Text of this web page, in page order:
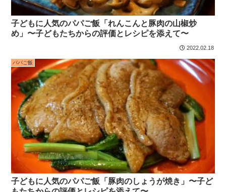
子どもに人気のパパご飯「れんこんと豚肉の山椒炒
め」〜子どもたちからの評価とレシピを添えて〜
2022.02.18
パパご飯
子どもに人気のパパご飯「豚肉のしょうが焼き」〜子ど